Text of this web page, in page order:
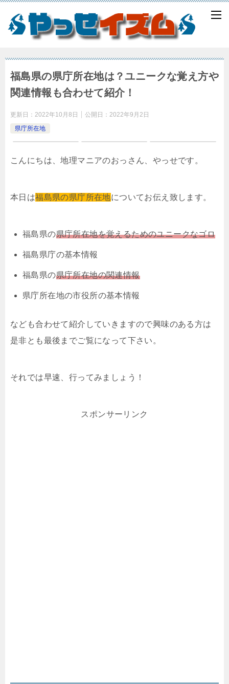
福島県の県庁所在地は？ユニークな覚え方や
関連情報も合わせて紹介！
更新日： 2022年10月8日 公開日： 2022年9月2日
県庁所在地
こんにちは、地理マニアのおっさん、やっせです。
本日は福島県の県庁所在地についてお伝え致します。
福島県の県庁所在地を覚えるためのユニークなゴロ
福島県庁の基本情報
福島県の県庁所在地の関連情報
県庁所在地の市役所の基本情報
なども合わせて紹介していきますので興味のある方は
是非とも最後までご覧になって下さい。
それでは早速、行ってみましょう！
スポンサーリンク